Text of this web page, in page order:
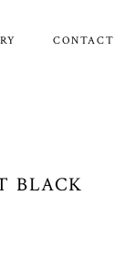
CONTACT
BLACK